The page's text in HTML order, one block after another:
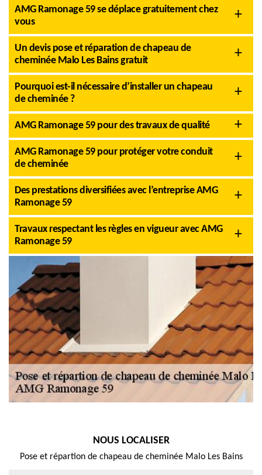
AMG Ramonage 59 se déplace gratuitement chez
vous
Un devis pose et réparation de chapeau de
cheminée Malo Les Bains gratuit
Pourquoi est-il nécessaire d’installer un chapeau
de cheminée ?
AMG Ramonage 59 pour des travaux de qualité
AMG Ramonage 59 pour protéger votre conduit
de cheminée
Des prestations diversifiées avec l’entreprise AMG
Ramonage 59
Travaux respectant les règles en vigueur avec AMG
Ramonage 59
NOUS LOCALISER
Pose et répartion de chapeau de cheminée Malo Les Bains